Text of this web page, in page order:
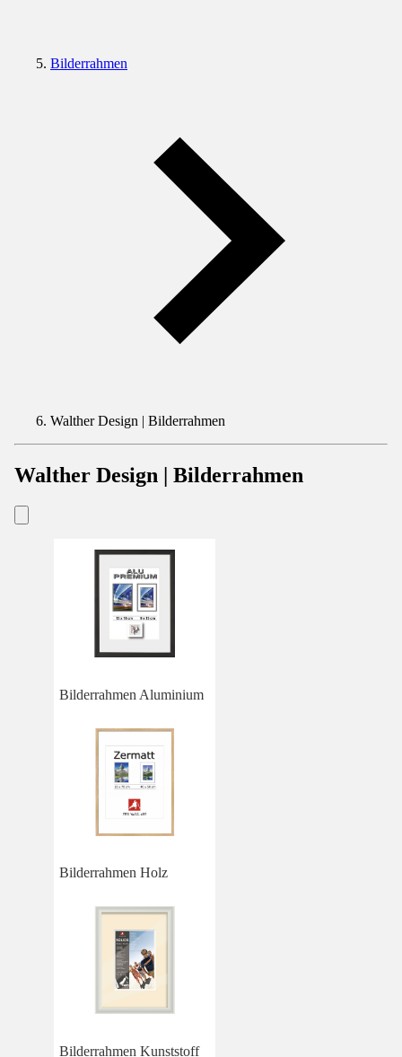
Bilderrahmen
Walther Design | Bilderrahmen
Walther Design | Bilderrahmen
Bilderrahmen Aluminium
Bilderrahmen Holz
Bilderrahmen Kunststoff